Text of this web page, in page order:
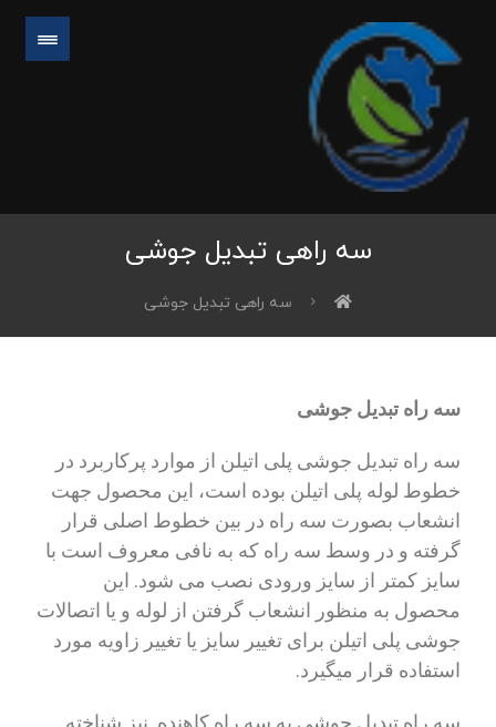
سه راهی تبدیل جوشی
سه راهی تبدیل جوشی
سه راه تبدیل جوشی
سه راه تبدیل جوشی پلی اتیلن از موارد پرکاربرد در
خطوط لوله پلی اتیلن بوده است، این محصول جهت
انشعاب بصورت سه راه در بین خطوط اصلی قرار
گرفته و در وسط سه راه که به نافی معروف است با
سایز کمتر از سایز ورودی نصب می شود. این
محصول به منظور انشعاب گرفتن از لوله و یا اتصالات
جوشی پلی اتیلن برای تغییر سایز یا تغییر زاویه مورد
استفاده قرار میگیرد.
سه راه تبدیل جوشی به سه راه کاهنده نیز شناخته